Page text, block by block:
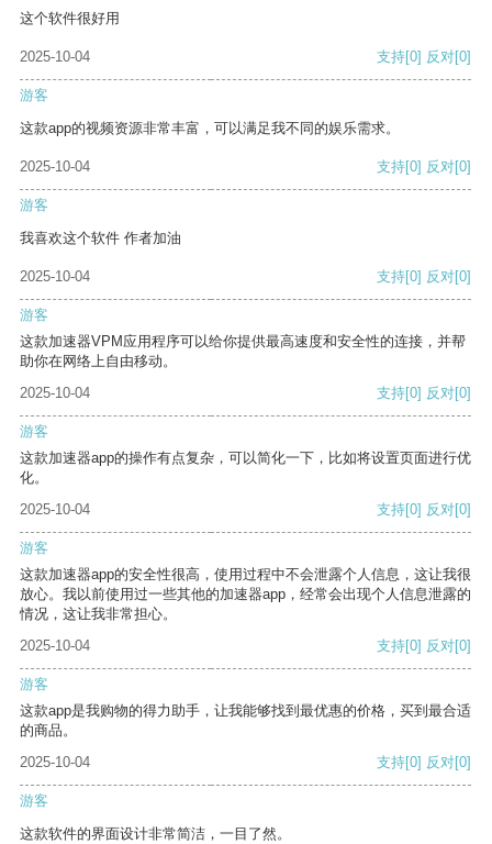
这个软件很好用
2025-10-04 支持[0] 反对[0]
游客
这款app的视频资源非常丰富，可以满足我不同的娱乐需求。
2025-10-04 支持[0] 反对[0]
游客
我喜欢这个软件 作者加油
2025-10-04 支持[0] 反对[0]
游客
这款加速器VPM应用程序可以给你提供最高速度和安全性的连接，并帮
助你在网络上自由移动。
2025-10-04
支持[0] 反对[0]
游客
这款加速器app的操作有点复杂，可以简化一下，比如将设置页面进行优
化。
2025-10-04
支持[0] 反对[0]
游客
这款加速器app的安全性很高，使用过程中不会泄露个人信息，这让我很
放心。我以前使用过一些其他的加速器app，经常会出现个人信息泄露的
情况，这让我非常担心。
2025-10-04
支持[0] 反对[0]
游客
这款app是我购物的得力助手，让我能够找到最优惠的价格，买到最合适
的商品。
2025-10-04
支持[0] 反对[0]
游客
这款软件的界面设计非常简洁，一目了然。